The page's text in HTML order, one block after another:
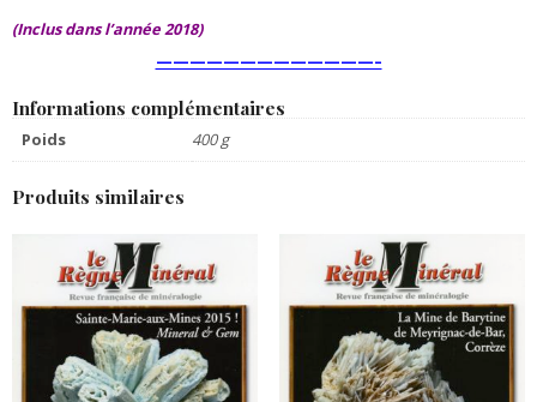
(Inclus dans l’année 2018)
—————————————–
Informations complémentaires
Poids 400 g
Produits similaires